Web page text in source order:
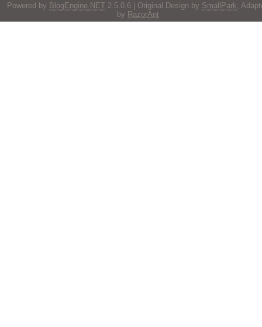
Powered by BlogEngine.NET 2.5.0.6 | Original Design by SmallPark ,
by RazorAnt